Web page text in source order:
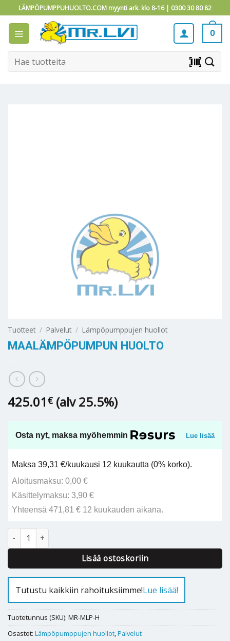
to
content
LÄMPÖPUMPPUHUOLTO.COM myynti ark. klo 8-16 | 0300 30 80 82
0
Etsi: barcode_scanner
Tuotteet / Palvelut / Lämpöpumppujen huollot
MAALÄMPÖPUMPUN HUOLTO
425.01 € (alv 25.5%)
Osta nyt, maksa myöhemmin Lue lisää
Maksa 39,31 €/kuukausi 12 kuukautta (0% korko).
Aloitusmaksu: 0,00 €
Käsittelymaksu: 3,90 €
Yhteensä 471,81 € 12 kuukauden aikana.
Maalämpöpumpun huolto määrä
Lisää ostoskoriin
Alternative:
Tutustu kaikkiin rahoituksiimme!Lue lisää!
Tuotetunnus (SKU): MR-MLP-H
Osastot: Lämpöpumppujen huollot,Palvelut